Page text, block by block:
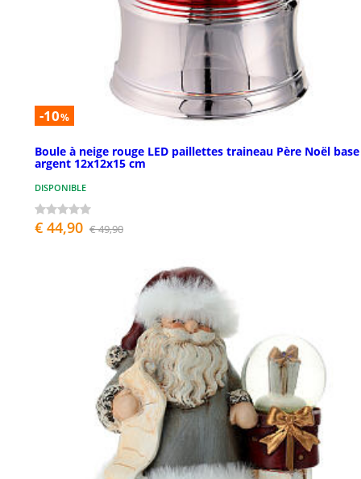
-10%
Boule à neige rouge LED paillettes traineau Père Noël base
argent 12x12x15 cm
DISPONIBLE
€ 44,90 € 49,90